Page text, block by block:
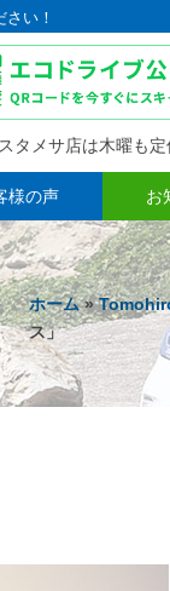
い！
タメサ店は木曜も定
様の声 お
ホーム»
ス」